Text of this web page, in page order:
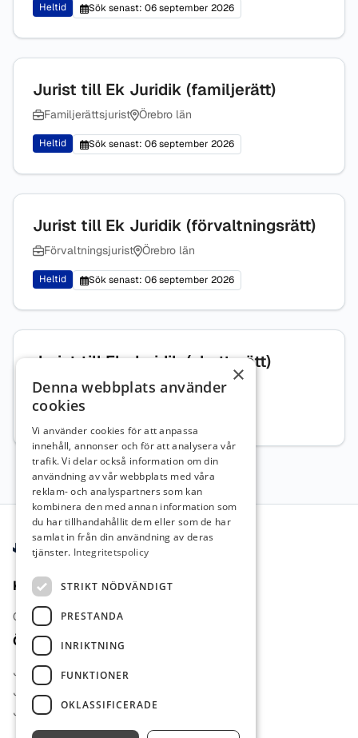
Heltid Sök senast: 06 september 2026
Jurist till Ek Juridik (familjerätt)
Familjerättsjurist Örebro län
Heltid Sök senast: 06 september 2026
Jurist till Ek Juridik (förvaltningsrätt)
Förvaltningsjurist Örebro län
Heltid Sök senast: 06 september 2026
Jurist till Ek Juridik (skatterätt)
Skattejurist Örebro län
Heltid
Sidfot
Kontakt
Om oss
Övrigt
Jobb inom pedagogik
Jobb inom farmaci
Jobb inom ekonomi
×
Denna webbplats använder
cookies
Vi använder cookies för att anpassa
innehåll, annonser och för att analysera vår
trafik. Vi delar också information om din
användning av vår webbplats med våra
reklam- och analyspartners som kan
kombinera den med annan information som
du har tillhandahållit dem eller som de har
samlat in från din användning av deras
tjänster. Integritetspolicy
STRIKT NÖDVÄNDIGT
PRESTANDA
INRIKTNING
FUNKTIONER
OKLASSIFICERADE